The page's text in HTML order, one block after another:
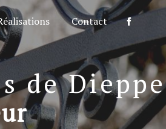
Contact
de Dieppe